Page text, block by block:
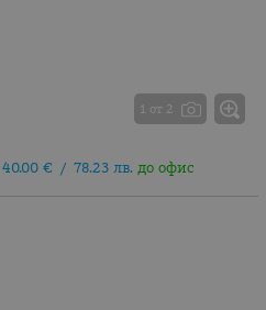
1 от 2
40.00 € / 78.23 лв.до офис